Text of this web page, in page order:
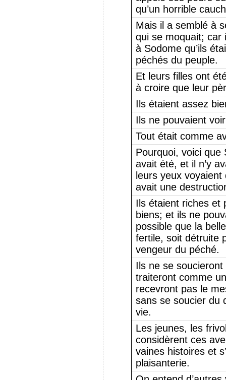
qu’un horrible
Mais il a semblé à
qui se moquait; car
à Sodome qu’ils
péchés du peuple.
Et leurs filles ont
à croire que leur
Ils étaient assez
Ils ne pouvaient
Tout était comme
Pourquoi, voici que
avait été, et il n’y
leurs yeux voyaient
avait une
Ils étaient riches et
biens; et ils ne
possible que la
fertile, soit détruite
vengeur du péché.
Ils ne se
traiteront comme
recevront pas le
sans se soucier du
vie.
Les jeunes, les
considèrent ces
vaines histoires et
plaisanterie.